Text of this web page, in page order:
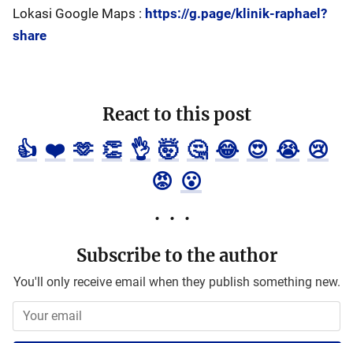
Lokasi Google Maps : https://g.page/klinik-raphael?
share
React to this post
👍 ❤️ 🫶 👏 👌 🤯 🤔 😂 😍 😭 😢
😡 😮
Subscribe to the author
You'll only receive email when they publish something new.